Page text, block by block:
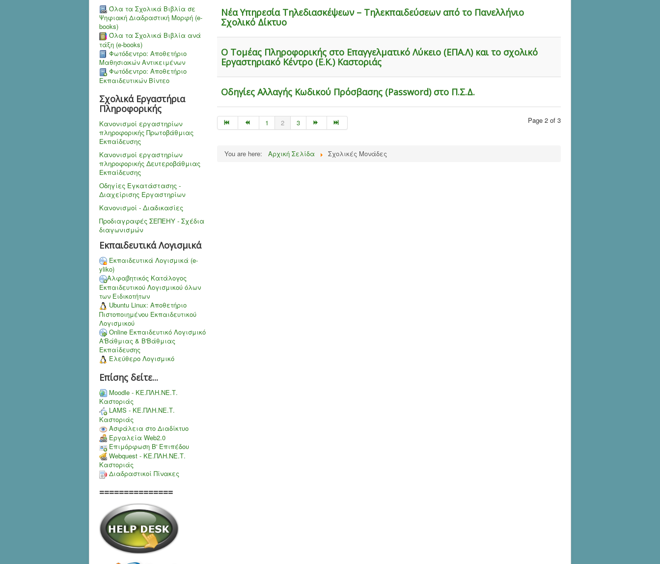
Όλα τα Σχολικά Βιβλία σε
Ψηφιακή Διαδραστική Μορφή (e-
books)
Όλα τα Σχολικά Βιβλία ανά
τάξη (e-books)
Φωτόδεντρο: Αποθετήριο
Μαθησιακών Αντικειμένων
Φωτόδεντρο: Αποθετήριο
Εκπαιδευτικών Βίντεο
Σχολικά Εργαστήρια
Πληροφορικής
Κανονισμοί εργαστηρίων
πληροφορικής Πρωτοβάθμιας
Εκπαίδευσης
Κανονισμοί εργαστηρίων
πληροφορικής Δευτεροβάθμιας
Εκπαίδευσης
Οδηγίες Εγκατάστασης -
Διαχείρισης Εργαστηρίων
Κανονισμοί - Διαδικασίες
Προδιαγραφές ΣΕΠΕΗΥ - Σχέδια
διαγωνισμών
Εκπαιδευτικά Λογισμικά
Εκπαιδευτικά Λογισμικά (e-
yliko)
Αλφαβητικός Κατάλογος
Εκπαιδευτικού Λογισμικού όλων
των Ειδικοτήτων
Ubuntu Linux: Αποθετήριο
Πιστοποιημένου Εκπαιδευτικού
Λογισμικού
Online Εκπαιδευτικό Λογισμικό
Α'Βάθμιας & Β'Βάθμιας
Εκπαίδευσης
Ελεύθερο Λογισμικό
Επίσης δείτε...
Moodle - ΚΕ.ΠΛΗ.ΝΕ.Τ.
Καστοριάς
LAMS - ΚΕ.ΠΛΗ.ΝΕ.Τ.
Καστοριάς
Ασφάλεια στο Διαδίκτυο
Εργαλεία Web2.0
Επιμόρφωση Β' Επιπέδου
Webquest - ΚΕ.ΠΛΗ.ΝΕ.Τ.
Καστοριάς
Διαδραστικοί Πίνακες
===============
Νέα Υπηρεσία Τηλεδιασκέψεων – Τηλεκπαιδεύσεων από το Πανελλήνιο
Σχολικό Δίκτυο
Ο Τομέας Πληροφορικής στο Επαγγελματικό Λύκειο (ΕΠΑ.Λ) και το σχολικό
Εργαστηριακό Κέντρο (Ε.Κ.) Καστοριάς
Οδηγίες Αλλαγής Κωδικού Πρόσβασης (Password) στο Π.Σ.Δ.
Page 2 of 3
1 2 3
You are here: Αρχική Σελίδα Σχολικές Μονάδες